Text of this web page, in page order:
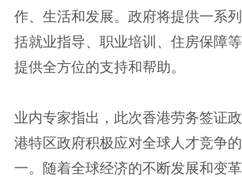
作、生活和发展。政府将提供一系
括就业指导、职业培训、住房保障
提供全方位的支持和帮助。
业内专家指出，此次香港劳务签证
港特区政府积极应对全球人才竞争
一。随着全球经济的不断发展和变